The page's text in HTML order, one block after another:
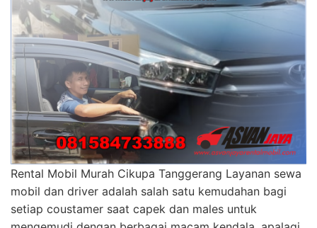
Rental Mobil Murah Cikupa Tanggerang Layanan sewa
mobil dan driver adalah salah satu kemudahan bagi
setiap coustamer saat capek dan males untuk